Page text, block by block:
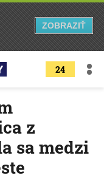
24
z
sa medzi
ZOBRAZIŤ